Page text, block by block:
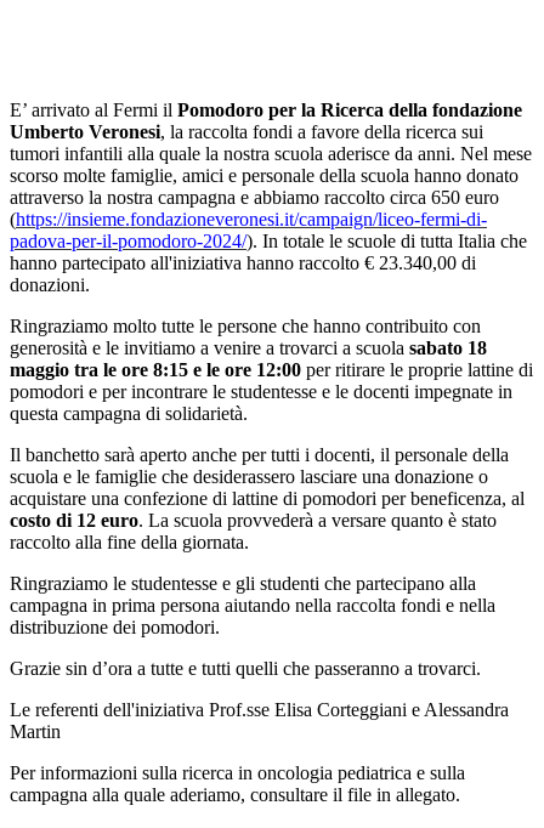
E’ arrivato al Fermi il Pomodoro per la Ricerca della fondazione
Umberto Veronesi, la raccolta fondi a favore della ricerca sui
tumori infantili alla quale la nostra scuola aderisce da anni. Nel mese
scorso molte famiglie, amici e personale della scuola hanno donato
attraverso la nostra campagna e abbiamo raccolto circa 650 euro
(https://insieme.fondazioneveronesi.it/campaign/liceo-fermi-di-
padova-per-il-pomodoro-2024/). In totale le scuole di tutta Italia che
hanno partecipato all'iniziativa hanno raccolto € 23.340,00 di
donazioni.
Ringraziamo molto tutte le persone che hanno contribuito con
generosità e le invitiamo a venire a trovarci a scuola sabato 18
maggio tra le ore 8:15 e le ore 12:00 per ritirare le proprie lattine di
pomodori e per incontrare le studentesse e le docenti impegnate in
questa campagna di solidarietà.
Il banchetto sarà aperto anche per tutti i docenti, il personale della
scuola e le famiglie che desiderassero lasciare una donazione o
acquistare una confezione di lattine di pomodori per beneficenza, al
costo di 12 euro. La scuola provvederà a versare quanto è stato
raccolto alla fine della giornata.
Ringraziamo le studentesse e gli studenti che partecipano alla
campagna in prima persona aiutando nella raccolta fondi e nella
distribuzione dei pomodori.
Grazie sin d’ora a tutte e tutti quelli che passeranno a trovarci.
Le referenti dell'iniziativa Prof.sse Elisa Corteggiani e Alessandra
Martin
Per informazioni sulla ricerca in oncologia pediatrica e sulla
campagna alla quale aderiamo, consultare il file in allegato.